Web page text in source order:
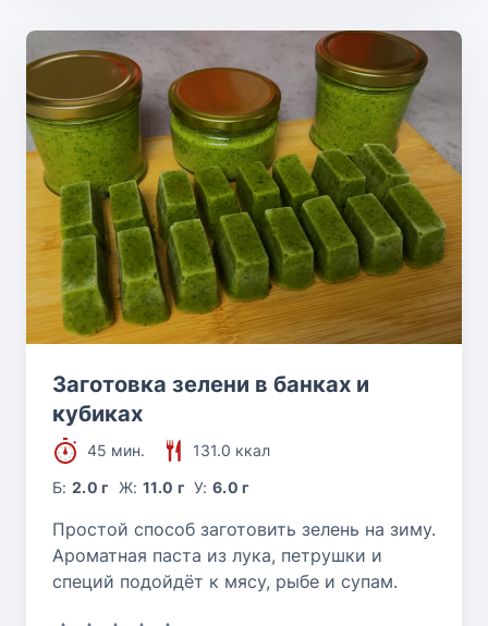
Заготовка зелени в банках и
кубиках
45 мин.
131.0 ккал
Б:2.0 г Ж: 11.0 г У:6.0 г
Простой способ заготовить зелень на зиму.
Ароматная паста из лука, петрушки и
специй подойдёт к мясу, рыбе и супам.